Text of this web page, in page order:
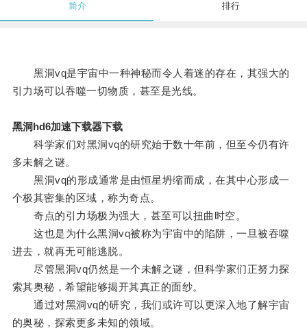
简介 排行
黑洞vq是宇宙中一种神秘而令人着迷的存在，其强大的
引力场可以吞噬一切物质，甚至是光线。
黑洞hd6加速下载器下载
科学家们对黑洞vq的研究始于数十年前，但至今仍有许
多未解之谜。
黑洞vq的形成通常是由恒星坍缩而成，在其中心形成一
个极其密集的区域，称为奇点。
奇点的引力场极为强大，甚至可以扭曲时空。
这也是为什么黑洞vq被称为宇宙中的陷阱，一旦被吞噬
进去，就再无可能逃脱。
尽管黑洞vq仍然是一个未解之谜，但科学家们正努力探
索其奥秘，希望能够揭开其真正的面纱。
通过对黑洞vq的研究，我们或许可以更深入地了解宇宙
的奥秘，探索更多未知的领域。